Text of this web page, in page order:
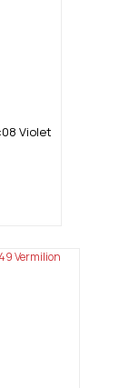
Violet